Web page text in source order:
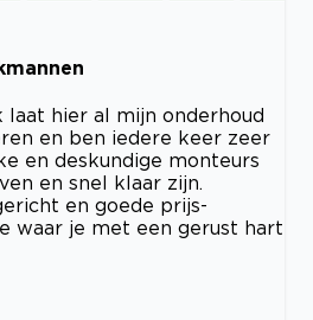
hier al mijn onderhoud
en ben iedere keer zeer
en deskundige monteurs
en snel klaar zijn.
en goede prijs-
waar je met een gerust hart